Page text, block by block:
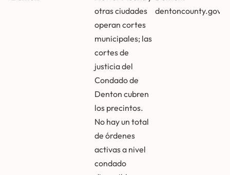
otras ciudades
operan cortes
municipales; las
cortes de
justicia del
Condado de
Denton cubren
los precintos.
No hay un total
de órdenes
activas a nivel
condado
dentoncounty.gov